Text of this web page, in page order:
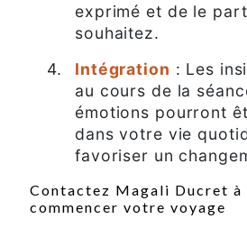
exprimé et de le
souhaitez.
Intégration : Les
au cours de la
émotions pourront
dans votre vie
favoriser un
Contactez Magali Ducret
commencer votre voyage